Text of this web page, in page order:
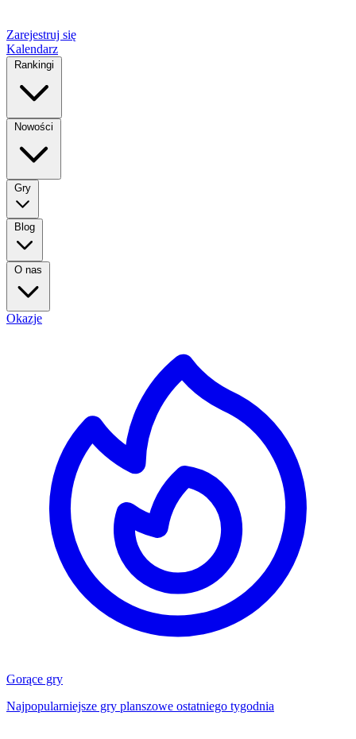
Zarejestruj się
Kalendarz
Rankingi
Nowości
Gry
Blog
O nas
Okazje
Gorące gry
Najpopularniejsze gry planszowe ostatniego tygodnia